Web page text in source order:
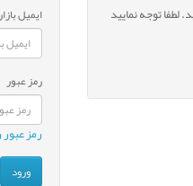
لطفا توجه نمایید
ایمیل
رمز عبور
رمز